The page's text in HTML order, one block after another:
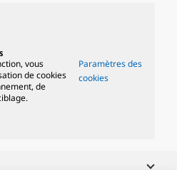
vous
de cookies
de
Paramètres des
cookies